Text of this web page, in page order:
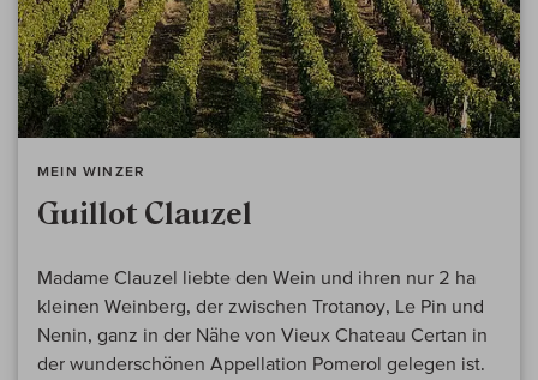
MEIN WINZER
Guillot Clauzel
Madame Clauzel liebte den Wein und ihren nur 2 ha
kleinen Weinberg, der zwischen Trotanoy, Le Pin und
Nenin, ganz in der Nähe von Vieux Chateau Certan in
der wunderschönen Appellation Pomerol gelegen ist.